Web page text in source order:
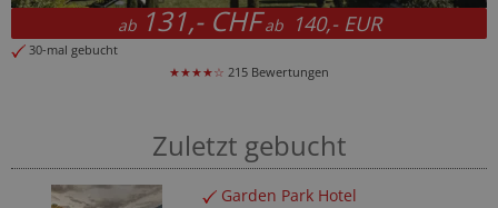
ab131,- CHFab 140,- EUR
30-mal gebucht
★★★★☆ 215 Bewertungen
Zuletzt gebucht
Garden Park Hotel